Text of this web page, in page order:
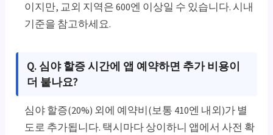
이지만, 교외 지역은 600엔 이상일 수 있습니다. 시내
기준을 참고하세요.
Q. 심야 할증 시간에 앱 예약하면 추가 비용이
더 붙나요?
심야 할증(20%) 외에 예약비(보통 410엔 내외)가 별
도로 추가됩니다. 택시마다 상이하니 앱에서 사전 확